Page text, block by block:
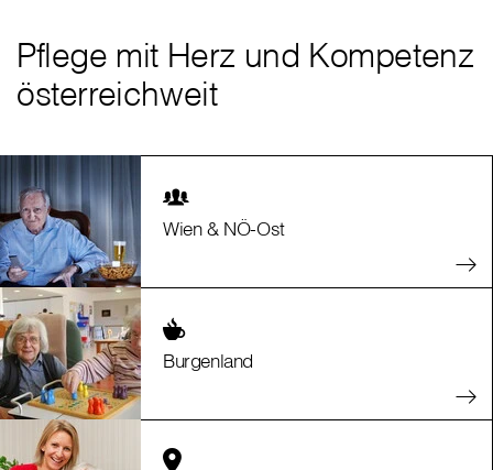
Pflege mit Herz und Kompetenz
österreichweit
Wien & NÖ-Ost
Burgenland